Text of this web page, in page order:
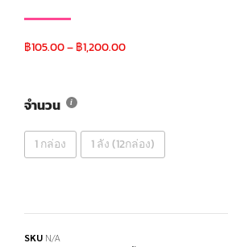
฿105.00–฿1,200.00
จำนวน
1 กล่อง 1 ลัง (12กล่อง)
SKU N/A